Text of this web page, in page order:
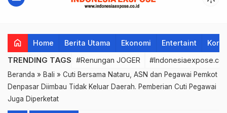
home Home Berita Utama Ekonomi Entertaint
TRENDING TAGS #Renungan JOGER
Beranda » Bali » Cuti Bersama Nataru, ASN dan Pegawai Pemkot
Denpasar Diimbau Tidak Keluar Daerah. Pemberian Cuti Pegawai
Juga Diperketat